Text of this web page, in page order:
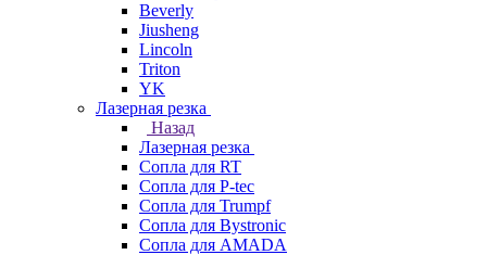
Beverly
Jiusheng
Lincoln
Triton
YK
Лазерная резка
Назад
Лазерная резка
Сопла для RT
Сопла для P-tec
Сопла для Trumpf
Сопла для Bystronic
Сопла для AMADA